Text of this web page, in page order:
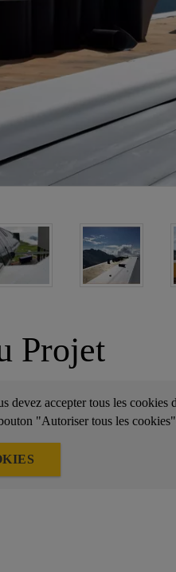
Projet
devez accepter tous les cookies
"Autoriser tous les